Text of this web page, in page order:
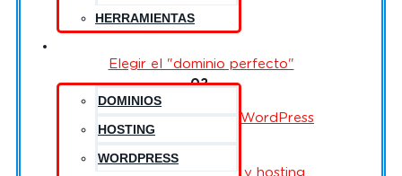
HERRAMIENTAS
DOMINIOS
HOSTING
WORDPRESS
01.
Elegir el "dominio perfecto"
02.
Elegir el mejor hosting WordPress
Contratar un dominio y hosting